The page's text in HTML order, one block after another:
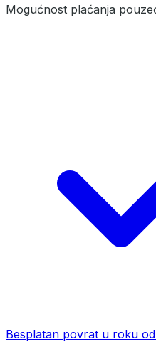
Mogućnost plaćanja
Besplatan povrat u roku